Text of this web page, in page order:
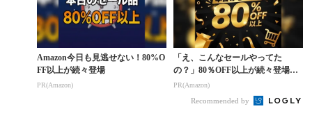
Amazon今日も見逃せない！80%O
FF以上が続々登場
PR(Amazon)
「え、こんなセールやってた
の？」80％OFF以上が続々登場！
Amazonの本気が...
PR(Amazon)
Recommended by